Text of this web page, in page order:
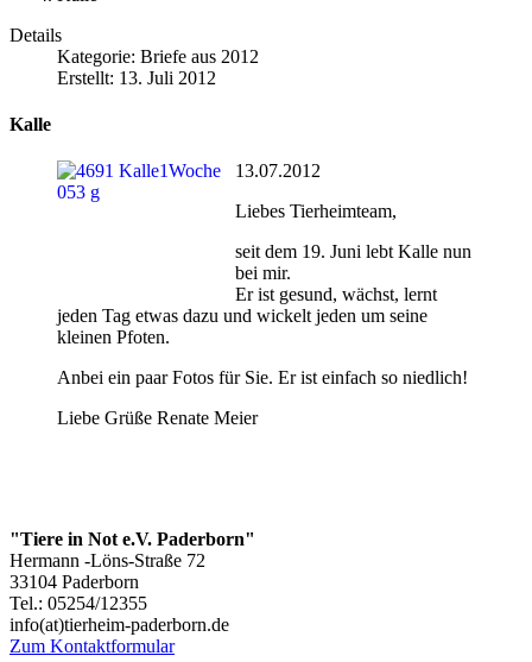
Details
Kategorie: Briefe aus 2012
Erstellt: 13. Juli 2012
Kalle
13.07.2012
Liebes Tierheimteam,
seit dem 19. Juni lebt Kalle nun
bei mir.
Er ist gesund, wächst, lernt
jeden Tag etwas dazu und wickelt jeden um seine
kleinen Pfoten.
Anbei ein paar Fotos für Sie. Er ist einfach so niedlich!
Liebe Grüße Renate Meier
"Tiere in Not e.V. Paderborn"
Hermann -Löns-Straße 72
33104 Paderborn
Tel.: 05254/12355
info(at)tierheim-paderborn.de
Zum Kontaktformular